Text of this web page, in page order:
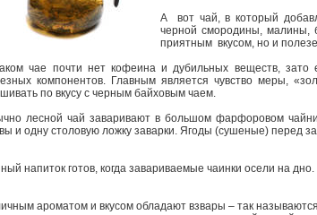
А вот чай, в который
черной смородины, малины,
приятным вкусом, но и
чае почти нет кофеина и дубильных веществ, зато
компонентов. Главным является чувство меры,
по вкусу с черным байховым чаем.
лесной чай заваривают в большом фарфоровом
и одну столовую ложку заварки. Ягоды (сушеные) перед
напиток готов, когда завариваемые чаинки осели на дно.
ароматом и вкусом обладают взвары – так